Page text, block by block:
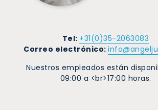
Tel: +31(0)35-2063083
Correo electrónico:
Nuestros empleados están
09:00 a <br>17:00 horas.